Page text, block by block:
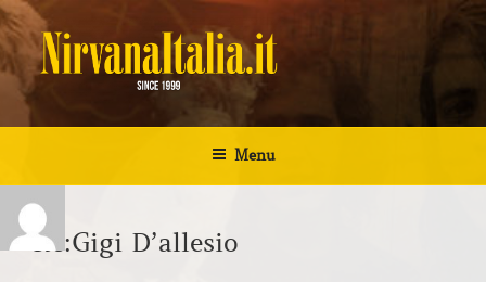
Salta
al
contenuto
NIRVANA ITALIA
Menu
Re:Gigi D’allesio